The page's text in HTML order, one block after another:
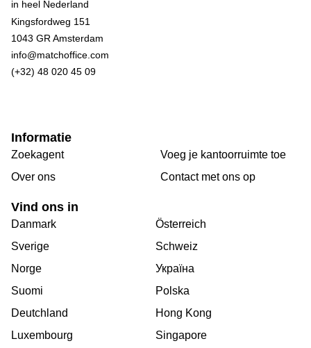
Kingsfordweg 151
1043 GR Amsterdam
info@matchoffice.com
(+32) 48 020 45 09
Informatie
Zoekagent
Over ons
Voeg je kantoorruimte toe
Сontact met ons op
Vind ons in
Danmark
Sverige
Norge
Suomi
Deutchland
Luxembourg
Österreich
Schweiz
Україна
Polska
Hong Kong
Singapore